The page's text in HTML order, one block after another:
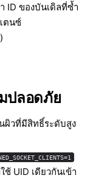
ID ของบันเดิลที่ซ้ำ
ตนซ์
)
ปลอดภัย
ผิวที่มีสิทธิ์ระดับสูง
ช้ UID เดียวกันเข้า